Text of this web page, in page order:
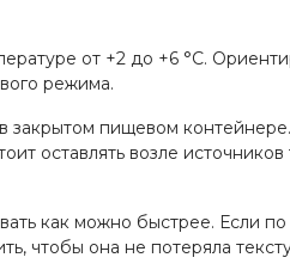
от +2 до +6 °C.
режима.
закрытом пищевом
оставлять возле
как можно быстрее. Если
чтобы она не потеряла